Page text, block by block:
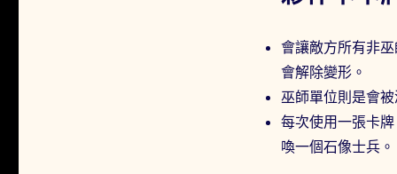
會讓敵方所有非
會解除變形。
巫師單位則是會
每次使用一張卡
喚一個石像士兵。